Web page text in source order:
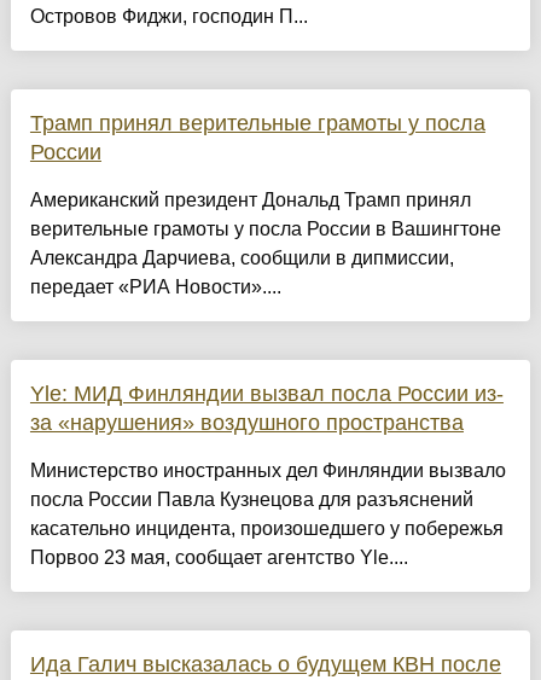
Островов Фиджи, господин П...
Трамп принял верительные грамоты у посла
России
Американский президент Дональд Трамп принял
верительные грамоты у посла России в Вашингтоне
Александра Дарчиева, сообщили в дипмиссии,
передает «РИА Новости»....
Yle: МИД Финляндии вызвал посла России из-
за «нарушения» воздушного пространства
Министерство иностранных дел Финляндии вызвало
посла России Павла Кузнецова для разъяснений
касательно инцидента, произошедшего у побережья
Порвоо 23 мая, сообщает агентство Yle....
Ида Галич высказалась о будущем КВН после